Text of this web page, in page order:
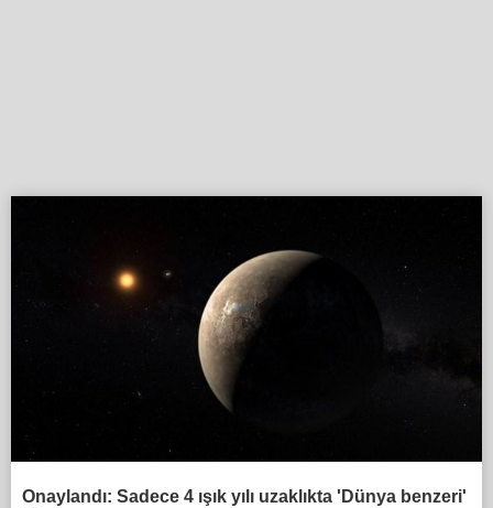
Onaylandı: Sadece 4 ışık yılı uzaklıkta 'Dünya benzeri'